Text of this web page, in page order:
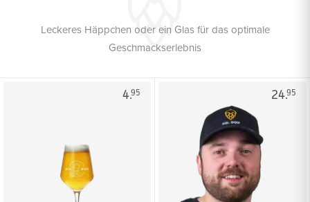
Leckeres Häppchen oder ein Glas für das optimale
Geschmackserlebnis
4.95 24.95